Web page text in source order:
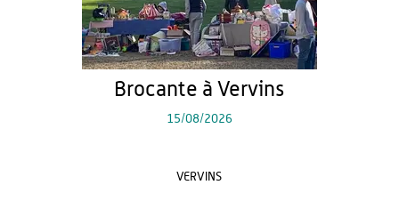
Brocante à Vervins
15/08/2026
VERVINS